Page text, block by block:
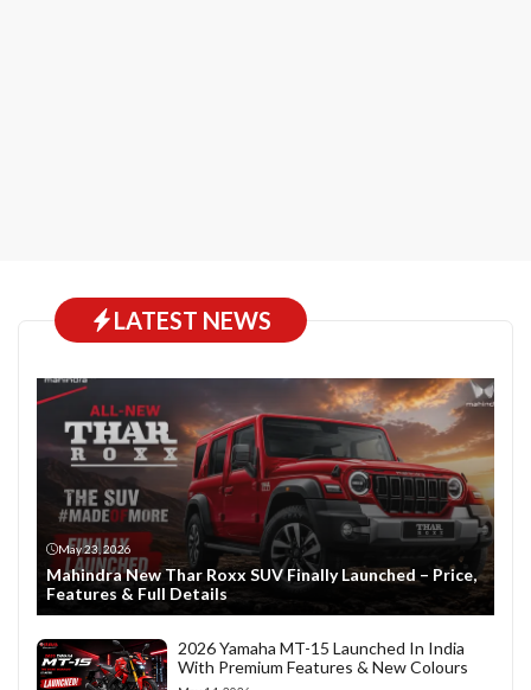
LATEST NEWS
May 23, 2026
Mahindra New Thar Roxx SUV Finally Launched – Price,
Features & Full Details
2026 Yamaha MT-15 Launched In India
With Premium Features & New Colours